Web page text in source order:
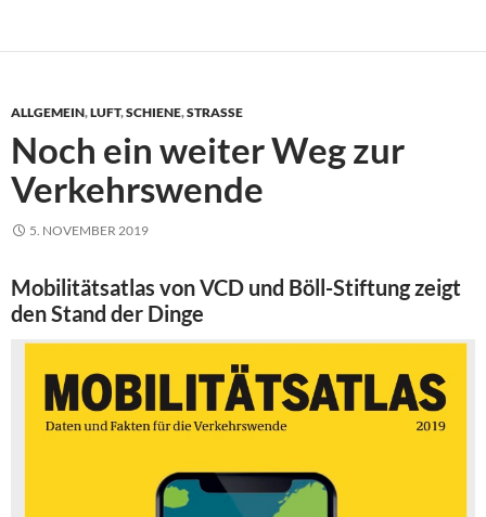
ALLGEMEIN,LUFT,SCHIENE,STRASSE
Noch ein weiter Weg zur
Verkehrswende
5. NOVEMBER 2019
Mobilitätsatlas von VCD und Böll-Stiftung zeigt
den Stand der Dinge